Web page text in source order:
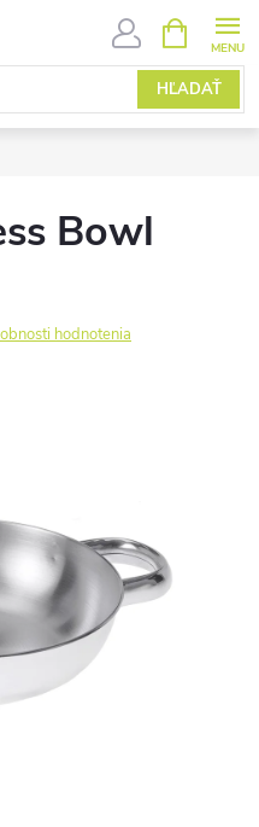
HĽADAŤ
KOŠÍK
Bowl
hodnotenia